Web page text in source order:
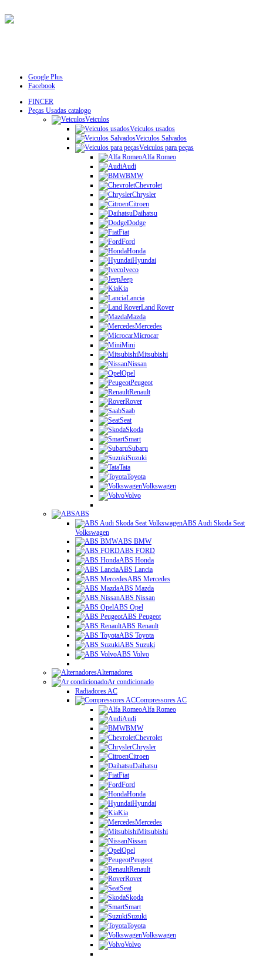
Google Plus
Facebook
FINCER
Peças Usadas catalogo
Veiculos
Veiculos usados
Veiculos Salvados
Veiculos para peças
Alfa Romeo
Audi
BMW
Chevrolet
Chrysler
Citroen
Daihatsu
Dodge
Fiat
Ford
Honda
Hyundai
Iveco
Jeep
Kia
Lancia
Land Rover
Mazda
Mercedes
Microcar
Mini
Mitsubishi
Nissan
Opel
Peugeot
Renault
Rover
Saab
Seat
Skoda
Smart
Subaru
Suzuki
Tata
Toyota
Volkswagen
Volvo
ABS
ABS Audi Skoda Seat
Volkswagen
ABS BMW
ABS FORD
ABS Honda
ABS Lancia
ABS Mercedes
ABS Mazda
ABS Nissan
ABS Opel
ABS Peugeot
ABS Renault
ABS Toyota
ABS Suzuki
ABS Volvo
Alternadores
Ar condicionado
Radiadores AC
Compressores AC
Alfa Romeo
Audi
BMW
Chevrolet
Chrysler
Citroen
Daihatsu
Fiat
Ford
Honda
Hyundai
Kia
Mercedes
Mitsubishi
Nissan
Opel
Peugeot
Renault
Rover
Seat
Skoda
Smart
Suzuki
Toyota
Volkswagen
Volvo